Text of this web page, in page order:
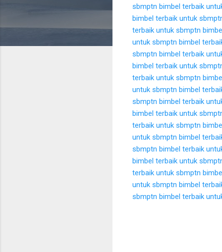
sbmptn bimbel terbaik
bimbel terbaik untuk
terbaik untuk sbmptn
untuk sbmptn bimbel
sbmptn bimbel terbaik
bimbel terbaik untuk
terbaik untuk sbmptn
untuk sbmptn bimbel
sbmptn bimbel terbaik
bimbel terbaik untuk
terbaik untuk sbmptn
untuk sbmptn bimbel
sbmptn bimbel terbaik
bimbel terbaik untuk
terbaik untuk sbmptn
untuk sbmptn bimbel
sbmptn bimbel terbaik